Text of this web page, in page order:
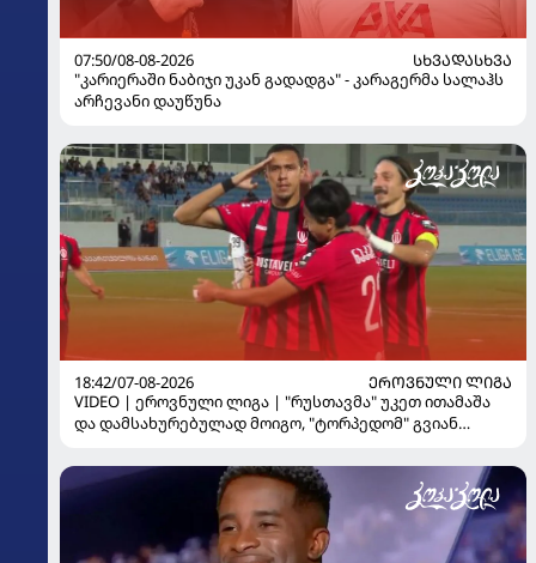
07:50/08-08-2026
ᲡᲮᲕᲐᲓᲐᲡᲮᲕᲐ
"კარიერაში ნაბიჯი უკან გადადგა" - კარაგერმა სალაჰს
არჩევანი დაუწუნა
18:42/07-08-2026
ᲔᲠᲝᲕᲜᲣᲚᲘ ᲚᲘᲒᲐ
VIDEO | ეროვნული ლიგა | "რუსთავმა" უკეთ ითამაშა
და დამსახურებულად მოიგო, "ტორპედომ" გვიან